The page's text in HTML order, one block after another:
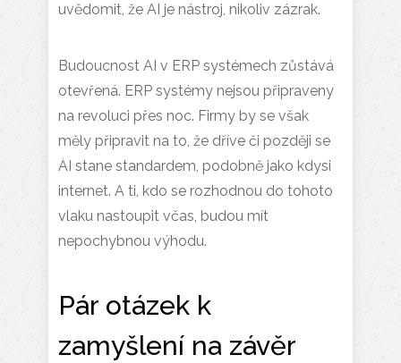
uvědomit, že AI je nástroj, nikoliv zázrak.
Budoucnost AI v ERP systémech zůstává
otevřená. ERP systémy nejsou připraveny
na revoluci přes noc. Firmy by se však
měly připravit na to, že dříve či později se
AI stane standardem, podobně jako kdysi
internet. A ti, kdo se rozhodnou do tohoto
vlaku nastoupit včas, budou mít
nepochybnou výhodu.
Pár otázek k
zamyšlení na závěr